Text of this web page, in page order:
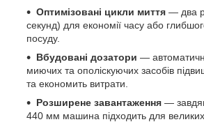
Оптимізовані цикли миття — два
секунд) для економії часу або
посуду.
Вбудовані дозатори —
миючих та ополіскуючих засобів
та економить витрати.
Розширене завантаження —
440 мм машина підходить для великих